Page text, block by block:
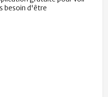
besoin d'être